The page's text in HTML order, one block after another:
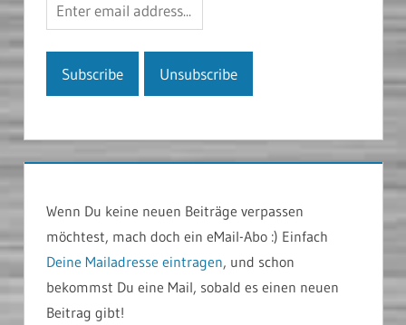
Wenn Du keine neuen Beiträge verpassen
möchtest, mach doch ein eMail-Abo :) Einfach
Deine Mailadresse eintragen, und schon
bekommst Du eine Mail, sobald es einen neuen
Beitrag gibt!